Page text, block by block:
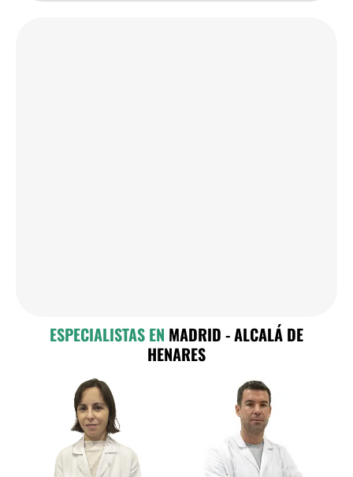
ESPECIALISTAS EN MADRID - ALCALÁ DE
HENARES